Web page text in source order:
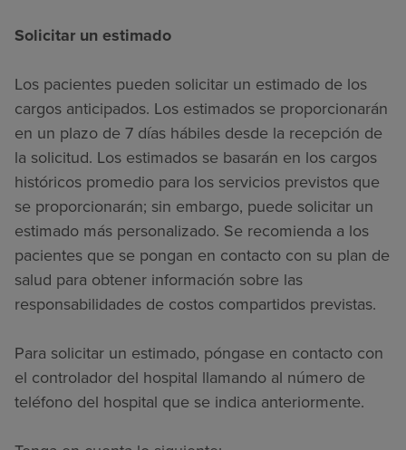
Solicitar un estimado
Los pacientes pueden solicitar un estimado de los
cargos anticipados. Los estimados se proporcionarán
en un plazo de 7 días hábiles desde la recepción de
la solicitud. Los estimados se basarán en los cargos
históricos promedio para los servicios previstos que
se proporcionarán; sin embargo, puede solicitar un
estimado más personalizado. Se recomienda a los
pacientes que se pongan en contacto con su plan de
salud para obtener información sobre las
responsabilidades de costos compartidos previstas.
Para solicitar un estimado, póngase en contacto con
el controlador del hospital llamando al número de
teléfono del hospital que se indica anteriormente.